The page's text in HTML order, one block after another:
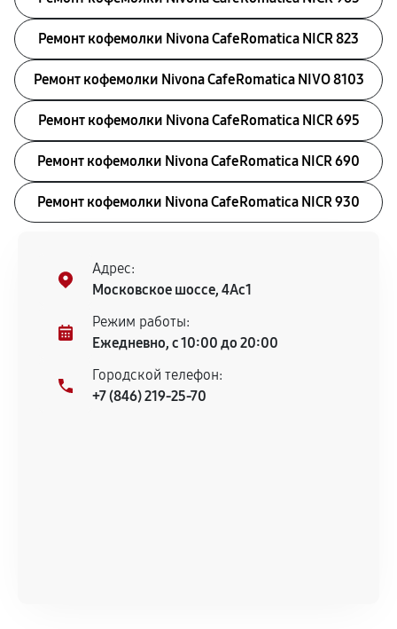
Ремонт кофемолки Nivona CafeRomatica NICR 823
Ремонт кофемолки Nivona CafeRomatica NIVO 8103
Ремонт кофемолки Nivona CafeRomatica NICR 695
Ремонт кофемолки Nivona CafeRomatica NICR 690
Ремонт кофемолки Nivona CafeRomatica NICR 930
Адрес:
Московское шоссе, 4Ас1
Режим работы:
Ежедневно, с 10:00 до 20:00
Городской телефон:
+7 (846) 219-25-70